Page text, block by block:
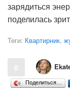
зарядиться
поделилась
Теги: Квартирник,
0
Поделиться…